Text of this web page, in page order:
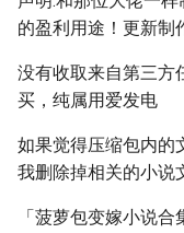
的盈利用途！更新制
没有收取来自第三方
买，纯属用爱发电
如果觉得压缩包内的
我删除掉相关的小说
「菠萝包变嫁小说合